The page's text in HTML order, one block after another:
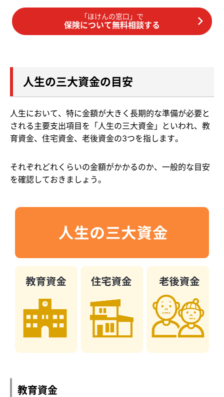
「ほけんの窓口」で
保険について無料相談する
人生の三大資金の目安
人生において、特に金額が大きく長期的な準備が必要と
される主要支出項目を「人生の三大資金」といわれ、教
育資金、住宅資金、老後資金の3つを指します。
それぞれどれくらいの金額がかかるのか、一般的な目安
を確認しておきましょう。
教育資金